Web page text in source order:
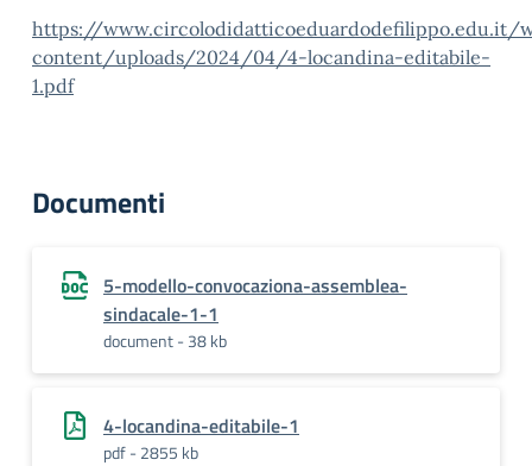
https://www.circolodidatticoeduardodefilippo.edu.it/
content/uploads/2024/04/4-locandina-editabile-
1.pdf
Documenti
5-modello-convocaziona-assemblea-
sindacale-1-1
document - 38 kb
4-locandina-editabile-1
pdf - 2855 kb